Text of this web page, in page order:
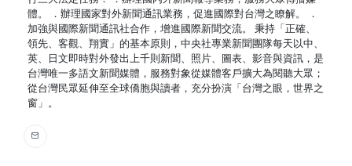
體。 ．辦理國家對外新聞通訊業務，促進國際對台灣之瞭解。 ．
加強與國際新聞通訊社合作，增進國際新聞交流。 秉持「正確、
領先、客觀、翔實」的基本原則，中央社專業新聞團隊每天以中、
英、日文即時對外發出上千則新聞、照片、圖表、影音與資訊，是
台灣唯一多語文新聞媒體，服務對象從媒體客戶擴大為閱聽大眾；
從台灣民眾延伸至全球僑胞與讀者，充分扮演「台灣之眼，世界之
窗」。